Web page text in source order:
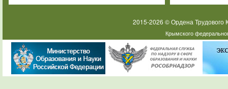
2015-2026 © Ордена
Крымского